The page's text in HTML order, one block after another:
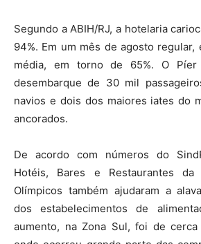
Segundo a ABIH/RJ, a hotelaria
94%. Em um mês de agosto
média, em torno de 65%. O
desembarque de 30 mil
navios e dois dos maiores iates do
ancorados.
De acordo com números do
Hotéis, Bares e Restaurantes
Olímpicos também ajudaram a
dos estabelecimentos de
aumento, na Zona Sul, foi de cerca